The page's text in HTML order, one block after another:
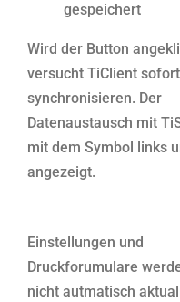
gespeichert
Wird der Button
versucht TiClient
synchronisieren. Der
Datenaustausch mit
mit dem Symbol links
angezeigt.
Einstellungen und
Druckforumulare
nicht autmatisch